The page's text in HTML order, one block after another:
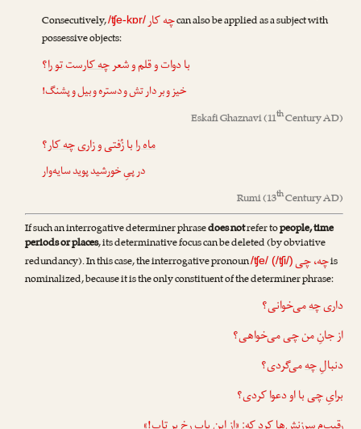
Consecutively,/ʧe-kɒr/چه کارcan also be applied as a subject with
possessive objects:
با دوات و قلم و شعرچه کار‌ستتو را؟
خیز و بر دار تش و دستره و بیل و پشنگ!
Eskafi Ghaznavi(11thCentury AD)
ماه رابا زُفتی و زاریچه کار؟
در پیِ خورشید پوید سایه‌وار
Rumi(13thCentury AD)
If such an interrogative determiner phrasedoes notrefer topeople, time
periods or places, its determinative focus can be deleted (by obviative
redundancy). In this case, the interrogative pronoun/ʧe/ (/ʧi/)چه، چیis
nominalized, because it is the only constituent of the determiner phrase:
داریچهمی‌خوانی؟
از جانِ منچیمی‌خواهی؟
دنبالِچهمی‌گردی؟
برایِچیبا او دعوا کردی؟